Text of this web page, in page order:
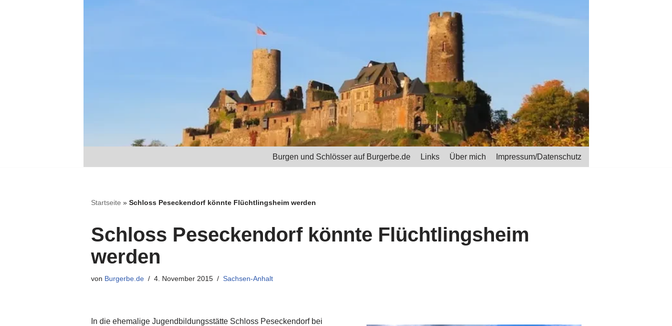
Burgen und Schlösser auf Burgerbe.de Links Über mich Impressum/Datenschutz
Startseite » Schloss Peseckendorf könnte Flüchtlingsheim werden
Schloss Peseckendorf könnte Flüchtlingsheim
werden
von Burgerbe.de 4. November 2015 Sachsen-Anhalt
In die ehemalige Jugendbildungsstätte Schloss Peseckendorf bei